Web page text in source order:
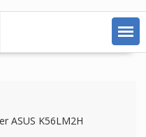
ASUS K56LM2H